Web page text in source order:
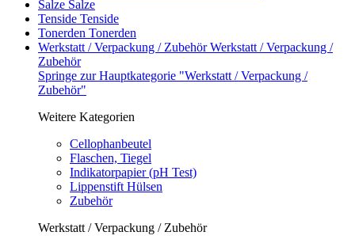
Salze Salze
Tenside Tenside
Tonerden Tonerden
Werkstatt / Verpackung / ZubehörWerkstatt / Verpackung /
Zubehör
Springe zur Hauptkategorie "Werkstatt / Verpackung /
Zubehör"
Weitere Kategorien
Cellophanbeutel
Flaschen, Tiegel
Indikatorpapier (pH Test)
Lippenstift Hülsen
Zubehör
Werkstatt / Verpackung / Zubehör